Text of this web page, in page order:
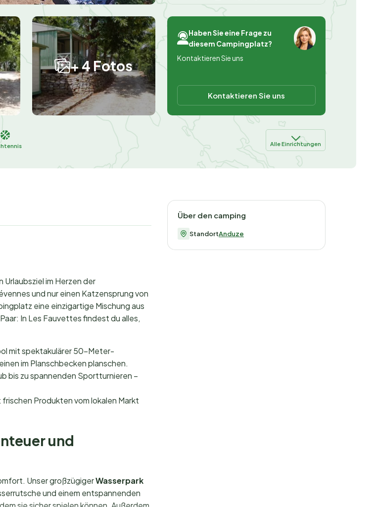
+ 4 Fotos
Haben Sie eine Frage zu
diesem Campingplatz?
Kontaktieren Sie uns
Kontaktieren Sie uns
Alle Einrichtungen
Urlaubsziel im Herzen der
und nur einen Katzensprung von
eine einzigartige Mischung aus
In Les Fauvettes findest du alles,
mit spektakulärer 50-Meter-
im Planschbecken planschen.
bis zu spannenden Sportturnieren –
Produkten vom lokalen Markt
und
Unser großzügigerWasserpark
und einem entspannenden
Über den camping
StandortAnduze